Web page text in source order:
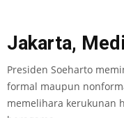
Jakarta,
Presiden Soeharto
formal maupun
memelihara kerukunan